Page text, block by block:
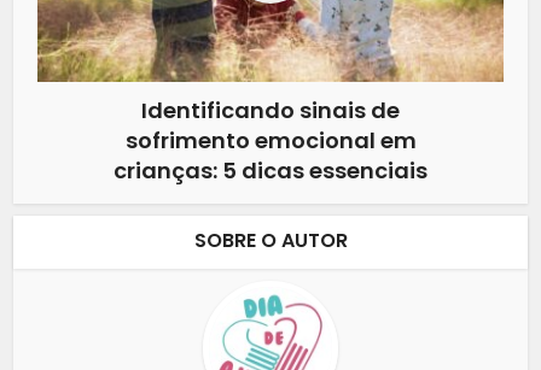
Identificando sinais de
sofrimento emocional em
crianças: 5 dicas essenciais
SOBRE O AUTOR